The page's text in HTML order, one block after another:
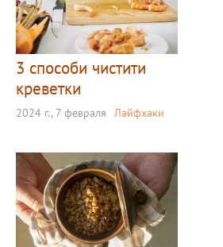
3 способи чистити
креветки
2024 г., 7 февраля Лайфхаки